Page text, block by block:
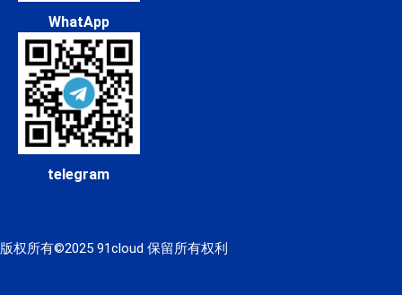
WhatApp
telegram
版权所有©2025 91cloud 保留所有权利